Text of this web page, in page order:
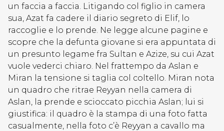
un faccia a faccia. Litigando col figlio in camera
sua, Azat fa cadere il diario segreto di Elif, lo
raccoglie e lo prende. Ne legge alcune pagine e
scopre che la defunta giovane si era appuntata di
un presunto legame fra Sultan e Azize, su cui Azat
vuole vederci chiaro. Nel frattempo da Aslan e
Miran la tensione si taglia col coltello. Miran nota
un quadro che ritrae Reyyan nella camera di
Aslan, la prende e scioccato picchia Aslan; lui si
giustifica: il quadro è la stampa di una foto fatta
casualmente, nella foto c’è Reyyan a cavallo ma